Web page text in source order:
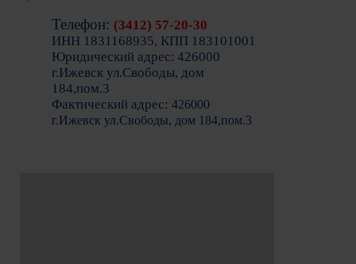
Телефон: (3412) 57-20-30
ИНН 1831168935, КПП 183101001
Юридический адрес: 426000
г.Ижевск ул.Свободы, дом
184,пом.3
Фактический адрес: 426000
г.Ижевск ул.Свободы, дом 184,пом.3